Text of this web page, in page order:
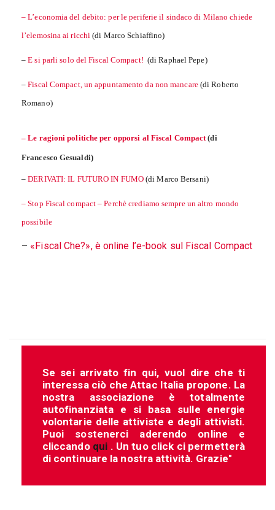
– L’economia del debito: per le periferie il sindaco di Milano chiede
l’elemosina ai ricchi (di Marco Schiaffino)
–E si parli solo del Fiscal Compact! (di Raphael Pepe)
–Fiscal Compact, un appuntamento da non mancare(di Roberto
Romano)
– Le ragioni politiche per opporsi al Fiscal Compact(di
Francesco Gesualdi)
–DERIVATI: IL FUTURO IN FUMO(di Marco Bersani)
– Stop Fiscal compact – Perchè crediamo sempre un altro mondo
possibile
– «Fiscal Che?», è online l’e-book sul Fiscal Compact
Se sei arrivato fin qui, vuol dire che ti
interessa ciò che Attac Italia propone. La
nostra associazione è totalmente
autofinanziata e si basa sulle energie
volontarie delle attiviste e degli attivisti.
Puoi sostenerci aderendo online e
cliccando qui . Un tuo click ci permetterà
di continuare la nostra attività. Grazie"